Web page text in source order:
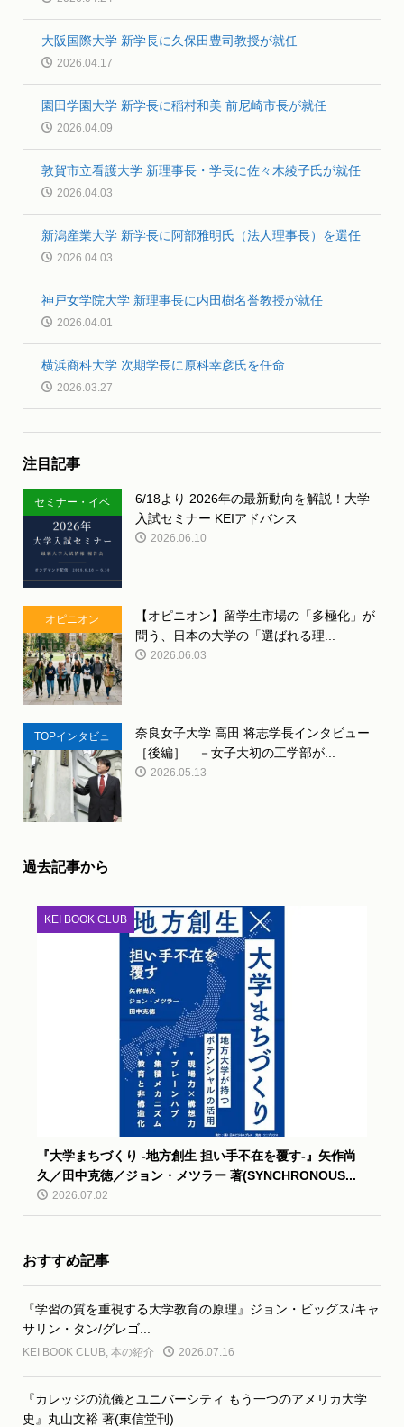
大阪国際大学 新学長に久保田豊司教授が就任
2026.04.17
園田学園大学 新学長に稲村和美 前尼崎市長が就任
2026.04.09
敦賀市立看護大学 新理事長・学長に佐々木綾子氏が就任
2026.04.03
新潟産業大学 新学長に阿部雅明氏（法人理事長）を選任
2026.04.03
神戸女学院大学 新理事長に内田樹名誉教授が就任
2026.04.01
横浜商科大学 次期学長に原科幸彦氏を任命
2026.03.27
注目記事
セミナー・イベ
ント
6/18より 2026年の最新動向を解説！大学
入試セミナー KEIアドバンス
2026.06.10
オピニオン
【オピニオン】留学生市場の「多極化」が
問う、日本の大学の「選ばれる理...
2026.06.03
TOPインタビュ
ー
奈良女子大学 高田 将志学長インタビュー
［後編］ －女子大初の工学部が...
2026.05.13
過去記事から
KEI BOOK CLUB
『大学まちづくり -地方創生 担い手不在を覆す-』矢作尚
久／田中克徳／ジョン・メツラー 著(SYNCHRONOUS...
2026.07.02
おすすめ記事
『学習の質を重視する大学教育の原理』ジョン・ビッグス/キャ
サリン・タン/グレゴ...
KEI BOOK CLUB, 本の紹介 2026.07.16
『カレッジの流儀とユニバーシティ もう一つのアメリカ大学
史』丸山文裕 著(東信堂刊)